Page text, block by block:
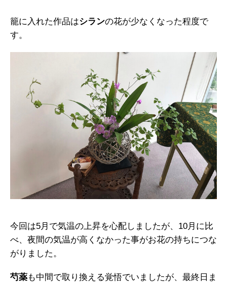
籠に入れた作品はシランの花が少なくなった程度で
す。
今回は5月で気温の上昇を心配しましたが、10月に比
べ、夜間の気温が高くなかった事がお花の持ちにつな
がりました。
芍薬も中間で取り換える覚悟でいましたが、最終日ま